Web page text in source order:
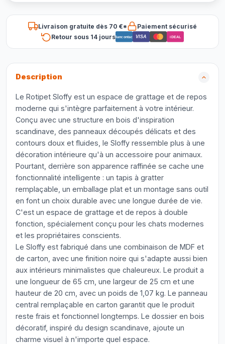
Livraison gratuite dès 70 €*
Paiement sécurisé
Retour sous 14 joursBancontact VISA iDEAL
Description
Le Rotipet Sloffy est un espace de grattage et de repos
moderne qui s'intègre parfaitement à votre intérieur.
Conçu avec une structure en bois d'inspiration
scandinave, des panneaux découpés délicats et des
contours doux et fluides, le Sloffy ressemble plus à une
décoration intérieure qu'à un accessoire pour animaux.
Pourtant, derrière son apparence raffinée se cache une
fonctionnalité intelligente : un tapis à gratter
remplaçable, un emballage plat et un montage sans outil
en font un choix durable avec une longue durée de vie.
C'est un espace de grattage et de repos à double
fonction, spécialement conçu pour les chats modernes
et les propriétaires conscients.
Le Sloffy est fabriqué dans une combinaison de MDF et
de carton, avec une finition noire qui s'adapte aussi bien
aux intérieurs minimalistes que chaleureux. Le produit a
une longueur de 65 cm, une largeur de 25 cm et une
hauteur de 20 cm, avec un poids de 1,07 kg. Le panneau
central remplaçable en carton garantit que le produit
reste frais et fonctionnel longtemps. Le dossier en bois
décoratif, inspiré du design scandinave, ajoute un
charme visuel à n'importe quel espace.